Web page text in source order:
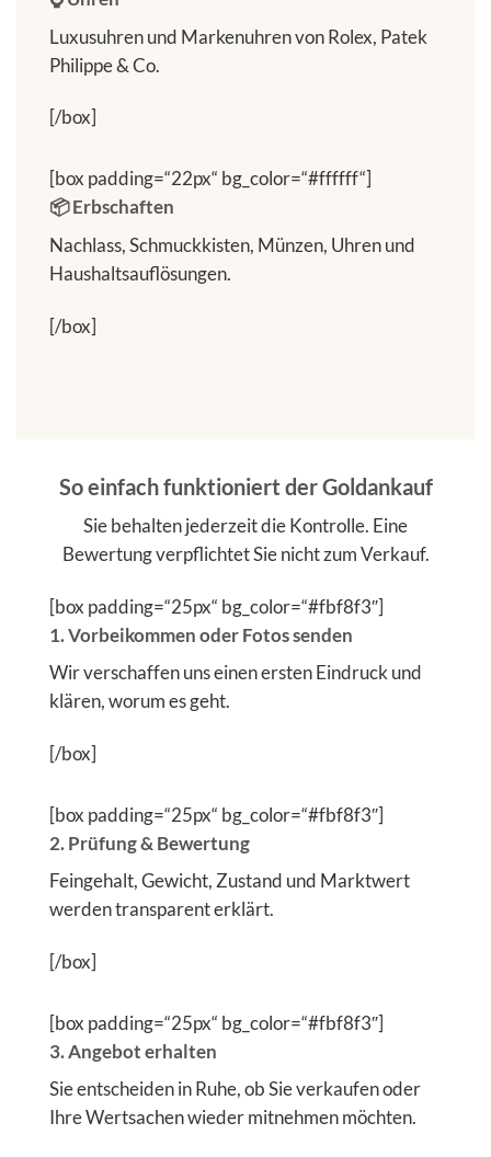
Luxusuhren und Markenuhren von Rolex, Patek
Philippe & Co.
[/box]
[box padding=“22px“ bg_color=“#ffffff“]
📦 Erbschaften
Nachlass, Schmuckkisten, Münzen, Uhren und
Haushaltsauflösungen.
[/box]
So einfach funktioniert der Goldankauf
Sie behalten jederzeit die Kontrolle. Eine
Bewertung verpflichtet Sie nicht zum Verkauf.
[box padding=“25px“ bg_color=“#fbf8f3″]
1. Vorbeikommen oder Fotos senden
Wir verschaffen uns einen ersten Eindruck und
klären, worum es geht.
[/box]
[box padding=“25px“ bg_color=“#fbf8f3″]
2. Prüfung & Bewertung
Feingehalt, Gewicht, Zustand und Marktwert
werden transparent erklärt.
[/box]
[box padding=“25px“ bg_color=“#fbf8f3″]
3. Angebot erhalten
Sie entscheiden in Ruhe, ob Sie verkaufen oder
Ihre Wertsachen wieder mitnehmen möchten.